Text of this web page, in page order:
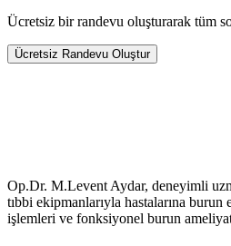
Ücretsiz bir randevu oluşturarak tüm
Ücretsiz Randevu Oluştur
Op.Dr. M.Levent Aydar, deneyimli
tıbbi ekipmanlarıyla hastalarına
işlemleri ve fonksiyonel burun